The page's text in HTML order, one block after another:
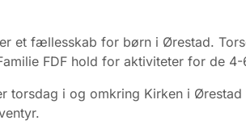
et fællesskab for børn i Ørestad.
FDF hold for aktiviteter for de
torsdag i og omkring Kirken i